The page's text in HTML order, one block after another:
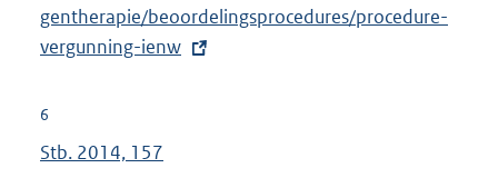
x
t
r
e
gentherapie/beoordelingsprocedures/procedure-
vergunning-ienw
6
Stb. 2014, 157